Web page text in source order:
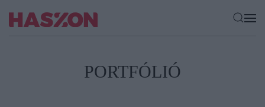
PORTFÓLIÓ